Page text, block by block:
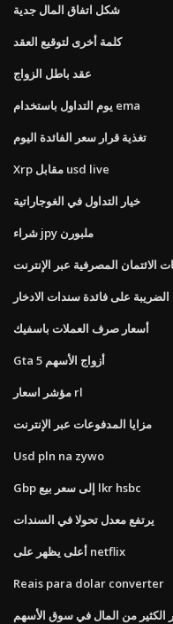
شكل اتفاق المال جدية
كلمة أخرى لتوقيع العقد
عقد باطل الزواج
يوم التداول باستخدام ema
تغذية قرار سعر الفائدة اليوم
Xrp مقابل usd live
خيار التداول في الغوجاراتية
شراء jpy ملبورن
الائتمان المصرفية عبر الإنترنت
على فائدة سندات الادخار
أسعار صرف العملات باسفيك
Gta 5 أزواج الأسهم
مؤشر اسعار rl
مزايا المدفوعات عبر الإنترنت
Usd pln na zywo
Gbp إلى سعر بيع lkr hsbc
يرتفع معدل تحولا في السندات
أعلى يظهر على netflix
Reais para dolar converter
من المال في سوق الأسهم